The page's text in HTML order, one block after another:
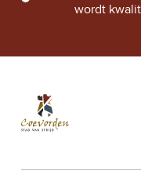
wordt
Stad
STAD VAN STRIJD